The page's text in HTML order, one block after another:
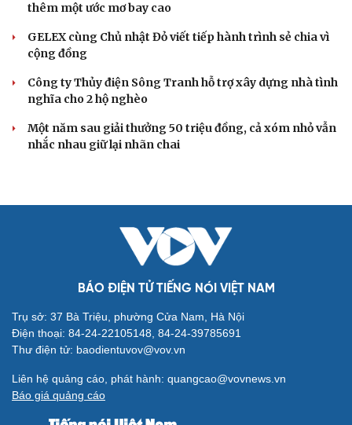
thêm một ước mơ bay cao
GELEX cùng Chủ nhật Đỏ viết tiếp hành trình sẻ chia vì
cộng đồng
Công ty Thủy điện Sông Tranh hỗ trợ xây dựng nhà tình
nghĩa cho 2 hộ nghèo
Một năm sau giải thưởng 50 triệu đồng, cả xóm nhỏ vẫn
nhắc nhau giữ lại nhãn chai
BÁO ĐIỆN TỬ TIẾNG NÓI VIỆT NAM
Trụ sở: 37 Bà Triệu, phường Cửa Nam, Hà Nội
Điện thoại: 84-24-22105148, 84-24-39785691
Thư điện tử: baodientuvov@vov.vn
Liên hệ quảng cáo, phát hành: quangcao@vovnews.vn
Báo giá quảng cáo